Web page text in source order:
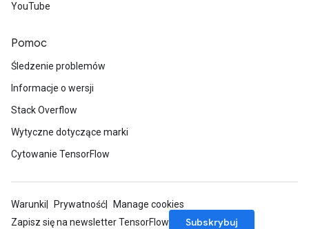
YouTube
Pomoc
Śledzenie problemów
Informacje o wersji
Stack Overflow
Wytyczne dotyczące marki
Cytowanie TensorFlow
Warunki Prywatność
Manage cookies
Zapisz się na newsletter TensorFlow
Subskrybuj